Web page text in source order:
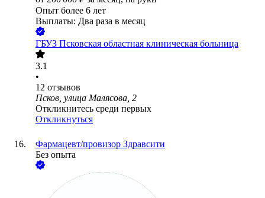
Опыт более 6 лет
Выплаты: Два раза в месяц
ГБУЗ Псковская областная клиническая больница
3.1
•
12 отзывов
Псков, улица Малясова, 2
Откликнитесь среди первых
Откликнуться
Фармацевт/провизор Здравсити
Без опыта